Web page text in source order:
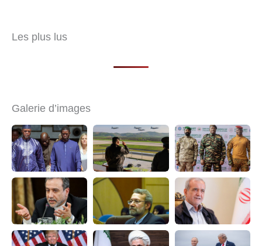
Les plus lus
Galerie d’images